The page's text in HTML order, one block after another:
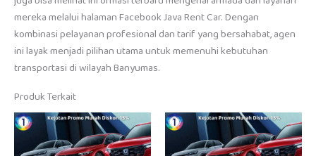
mereka melalui halaman Facebook Java Rent Car. Dengan
kombinasi pelayanan profesional dan tarif yang bersahabat, agen
ini layak menjadi pilihan utama untuk memenuhi kebutuhan
transportasi di wilayah Banyumas.
Produk Terkait